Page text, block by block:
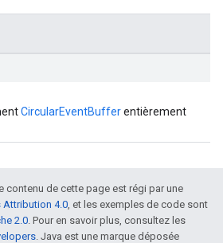
CircularEventBufferentièrement
contenu de cette page est régi par une
Attribution 4.0, et les exemples de code sont
2.0. Pour en savoir plus, consultez les
. Java est une marque déposée